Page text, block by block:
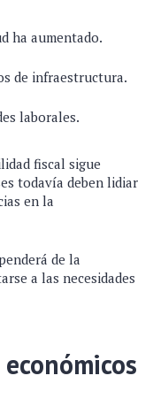
ha aumentado.
de infraestructura.
laborales.
fiscal sigue
todavía deben lidiar
en la
de la
a las necesidades